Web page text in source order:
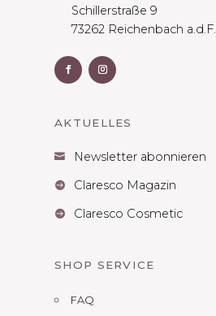
Schillerstraße 9
73262 Reichenbach a.d.F.
AKTUELLES
 Newsletter abonnieren
 Claresco Magazin
 Claresco Cosmetic
SHOP SERVICE
FAQ